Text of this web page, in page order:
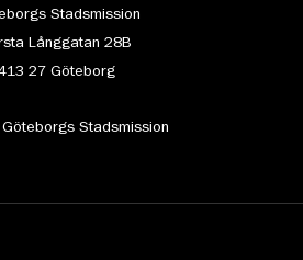
Stadsmission
Långgatan 28B
27 Göteborg
Stadsmission